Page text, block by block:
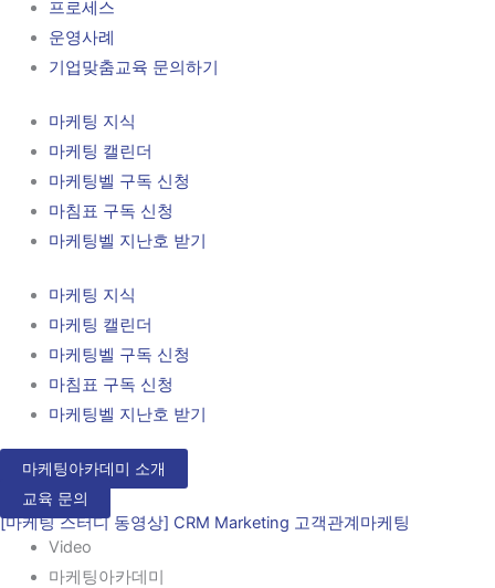
프로세스
운영사례
기업맞춤교육 문의하기
마케팅 지식
마케팅 캘린더
마케팅벨 구독 신청
마침표 구독 신청
마케팅벨 지난호 받기
마케팅 지식
마케팅 캘린더
마케팅벨 구독 신청
마침표 구독 신청
마케팅벨 지난호 받기
마케팅아카데미 소개
교육 문의
[마케팅 스터디 동영상] CRM Marketing 고객관계마케팅
Video
마케팅아카데미